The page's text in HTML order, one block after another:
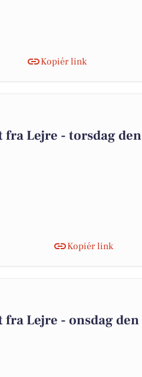
Kopiér link
Lejre - torsdag den
Kopiér link
Lejre - onsdag den